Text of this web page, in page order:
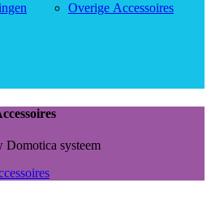
Overige Accessoires
Domotica systeem